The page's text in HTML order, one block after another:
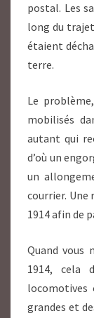
postal. Les
long du
étaient
terre.
Le
mobilisés
autant qui
d’où un
un
courrier. Une
1914 afin de
Quand vous
1914, cela
locomotives
grandes et